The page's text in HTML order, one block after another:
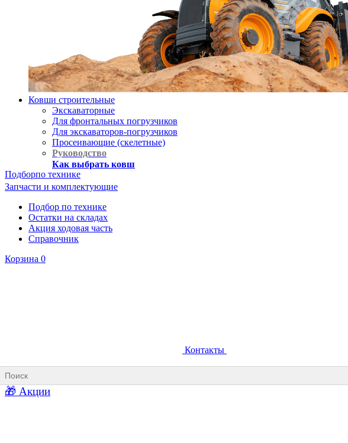
Ковши строительные
Экскаваторные
Для фронтальных погрузчиков
Для экскаваторов-погрузчиков
Просеивающие (скелетные)
Руководство
Как выбрать ковш
Ковши для фронтальных погрузчиков
Подборпо технике
Запчасти и комплектующие
Подбор по технике
Остатки на складах
Акция ходовая часть
Справочник
Корзина 0
Контакты
🎁 Акции